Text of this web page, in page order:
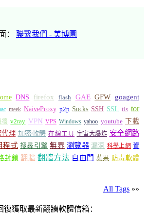
： 聯繫我們 - 美博園
DNS firefox flash GAE GFW
goagent
meek NaiveProxy p2p Socks SSH SSL tls tor
牆 v2ray VPN VPS Windows yahoo youtube 下載
代理 加密軟體 在線工具 宇宙大爆炸 安全網路
程式 搜尋引擎 無界 瀏覽器 漏洞 科學上網 資
封鎖 翻牆 翻牆方法 自由門 蘋果 防毒軟體
All Tags »»
復獲取最新翻牆軟體信箱：